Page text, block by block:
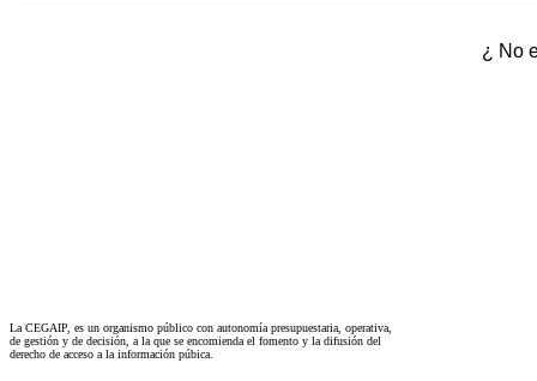
¿ No
La CEGAIP, es un organismo público con autonomía presupuestaria, operativa,
de gestión y de decisión, a la que se encomienda el fomento y la difusión del
derecho de acceso a la información púbica.